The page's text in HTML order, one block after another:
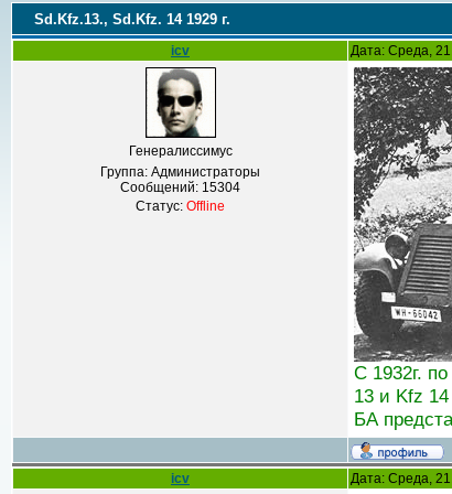
Sd.Kfz.13., Sd.Kfz. 14 1929 г.
icv Дата: Среда,
Генералиссимус
Группа: Администраторы
Сообщений: 15304
Статус: Offline
С 1932г.
13 и Kfz
БА
icv Дата: Среда,